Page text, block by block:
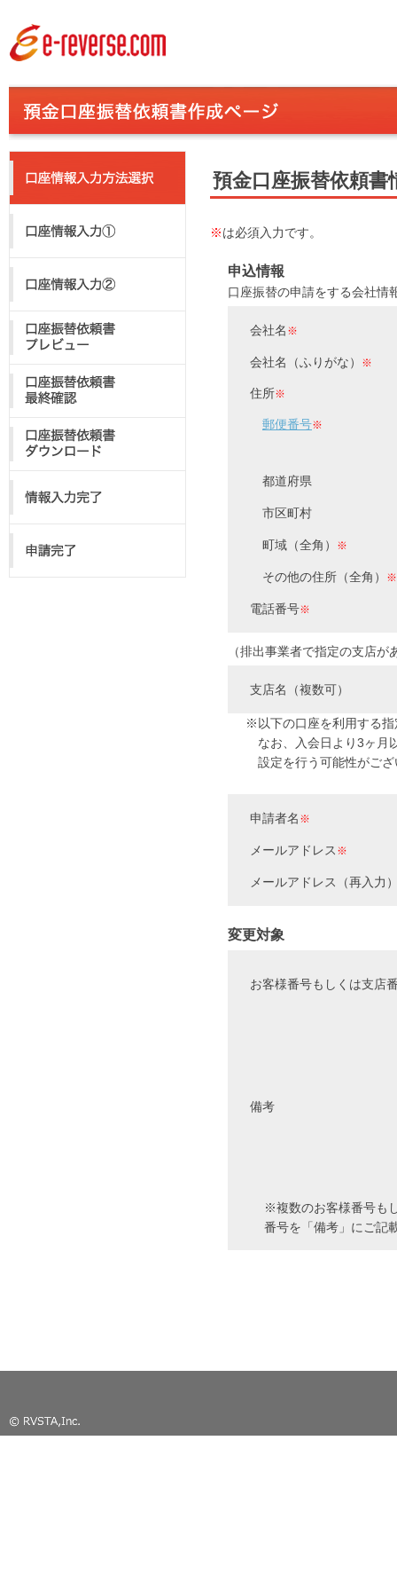
預金口座振替依頼書
※は必須入力です。
申込情報
口座振替の申請をする会社情
会社名 ※
会社名（ふりがな） ※
住所※
郵便番号※
都道府県
市区町村
町域（全角） ※
その他の住所（全角） ※
電話番号※
（排出事業者で指定の支店が
支店名（複数可）
※以下の口座を利用する
なお、入会日より3ヶ月
設定を行う可能性がござ
申請者名 ※
メールアドレス ※
メールアドレス（再入力
変更対象
お客様番号もしくは支店
備考
※複数のお客様番号も
番号を「備考」にご記